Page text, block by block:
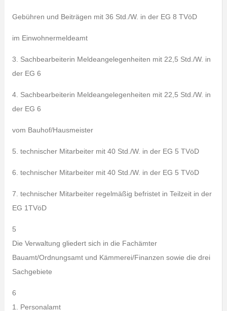
Gebühren und Beiträgen mit 36 Std./W. in der EG 8 TVöD
im Einwohnermeldeamt
3. Sachbearbeiterin Meldeangelegenheiten mit 22,5 Std./W. in
der EG 6
4. Sachbearbeiterin Meldeangelegenheiten mit 22,5 Std./W. in
der EG 6
vom Bauhof/Hausmeister
5. technischer Mitarbeiter mit 40 Std./W. in der EG 5 TVöD
6. technischer Mitarbeiter mit 40 Std./W. in der EG 5 TVöD
7. technischer Mitarbeiter regelmäßig befristet in Teilzeit in der
EG 1TVöD
5
Die Verwaltung gliedert sich in die Fachämter
Bauamt/Ordnungsamt und Kämmerei/Finanzen sowie die drei
Sachgebiete
6
1. Personalamt